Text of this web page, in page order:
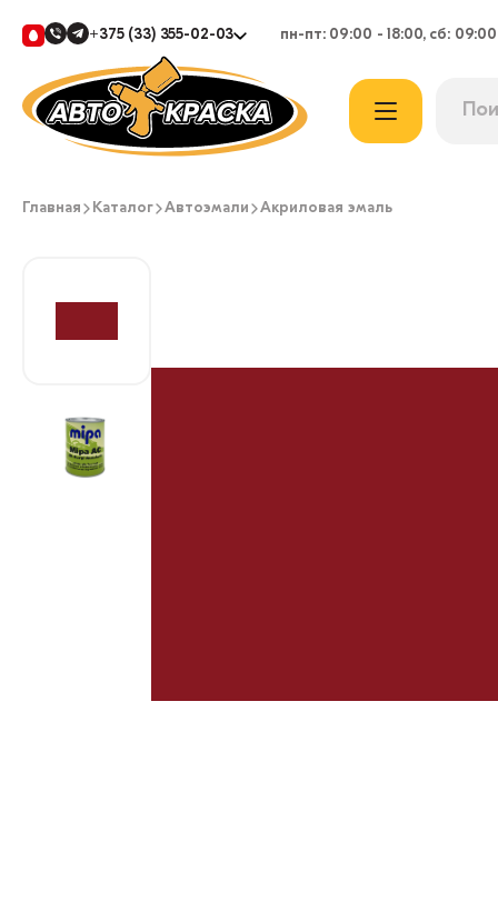
+375 (33) 355-02-03 пн-пт: 09:00 - 18:00, сб:
Главная Каталог Автоэмали Акриловая эмаль